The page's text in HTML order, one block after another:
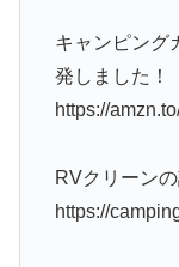
キャンピング
発しました！
https://
RVクリーン
https://